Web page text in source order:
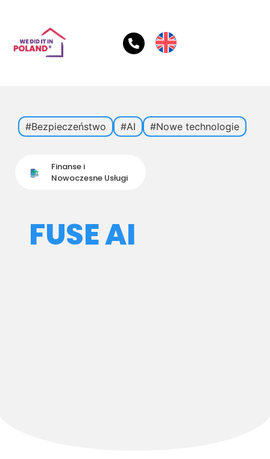
#Bezpieczeństwo #AI #Nowe technologie
Finanse i
Nowoczesne Usługi
FUSE AI